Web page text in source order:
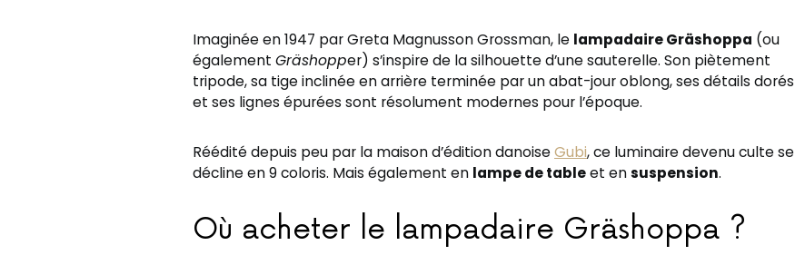
Imaginée en 1947 par Greta Magnusson Grossman, le lampadaire Gräshoppa (ou
également Gräshopper) s’inspire de la silhouette d’une sauterelle. Son piètement
tripode, sa tige inclinée en arrière terminée par un abat-jour oblong, ses détails dorés
et ses lignes épurées sont résolument modernes pour l’époque.
Réédité depuis peu par la maison d’édition danoiseGubi, ce luminaire devenu culte se
décline en 9 coloris. Mais également en lampe de tableet ensuspension.
Où acheter le lampadaire Gräshoppa ?